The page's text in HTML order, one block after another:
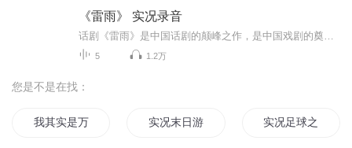
《雷雨》 实况录音
5 1.2万
您是不是在找：
我其实是万能的 实况末日游戏 实况足球之超级